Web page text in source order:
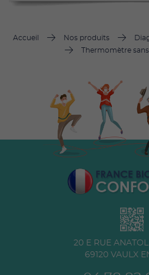
Accueil Nos produits
Thermomètre
20 E RUE
69120 VAULX